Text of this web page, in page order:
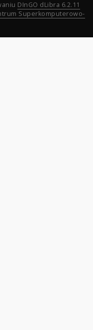
DInGO dLibra 6.2.11
Superkomputerowo-